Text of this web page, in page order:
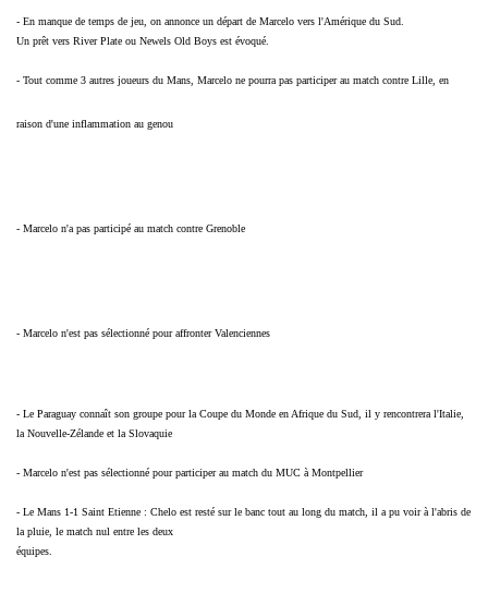
- En manque de temps de jeu, on annonce un départ de Marcelo vers l'Amérique du Sud.
Un prêt vers River Plate ou Newels Old Boys est évoqué.
- Tout comme 3 autres joueurs du Mans, Marcelo ne pourra pas participer au match contre Lille, en
raison d'une inflammation au genou
- Marcelo n'a pas participé au match contre Grenoble
- Marcelo n'est pas sélectionné pour affronter Valenciennes
- Le Paraguay connaît son groupe pour la Coupe du Monde en Afrique du Sud, il y rencontrera l'Italie,
la Nouvelle-Zélande et la Slovaquie
- Marcelo n'est pas sélectionné pour participer au match du MUC à Montpellier
- Le Mans 1-1 Saint Etienne : Chelo est resté sur le banc tout au long du match, il a pu voir à l'abris de
la pluie, le match nul entre les deux
équipes.